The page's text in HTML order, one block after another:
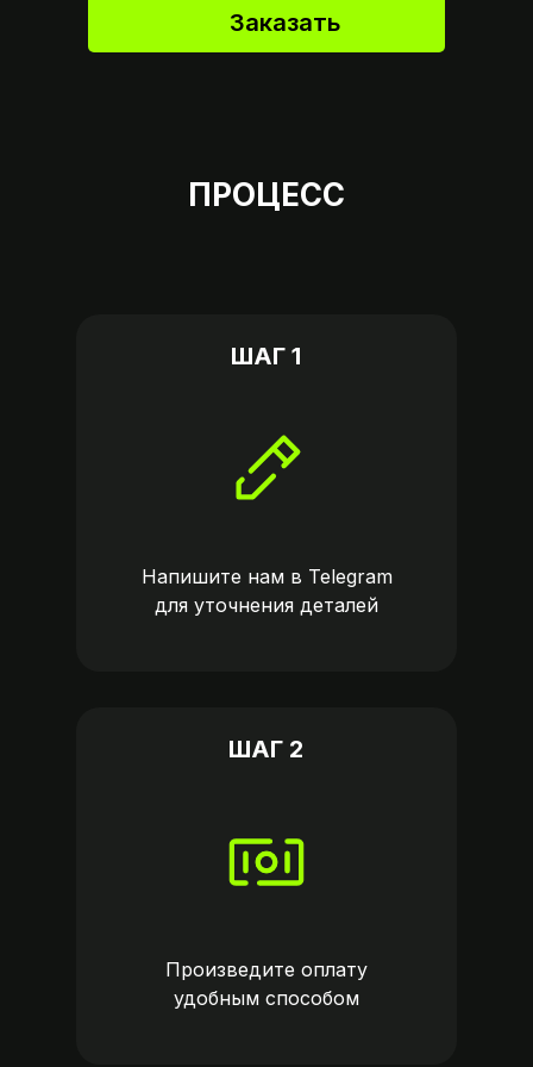
Заказать
ПРОЦЕСС
ШАГ 1
Произведите оплату
удобным способом
Напишите нам в Telegram
для уточнения деталей
ШАГ 2